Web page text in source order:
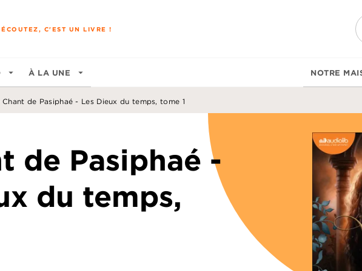
ÉCOUTEZ, C'EST UN LIVRE !
arrow_drop_down À LA UNE arrow_drop_down NOTRE
Chant de Pasiphaé - Les Dieux du temps, tome 1
de Pasiphaé -
du temps,